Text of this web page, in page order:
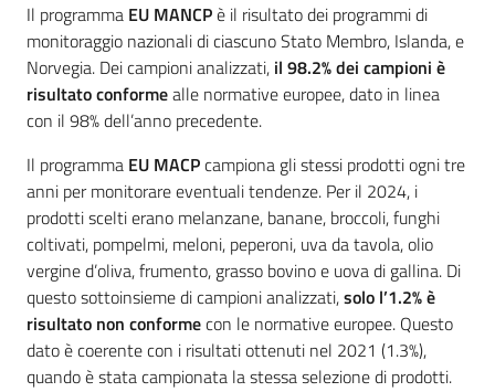
Emilia-
Romagna
Regione
Novità
Servizi
Leggi Atti Bandi
Argomenti
Il programma EU MANCPè il risultato dei programmi di
monitoraggio nazionali di ciascuno Stato Membro, Islanda, e
Norvegia. Dei campioni analizzati, il 98.2% dei campioni è
risultato conformealle normative europee, dato in linea
con il 98% dell’anno precedente.
Il programma EU MACPcampiona gli stessi prodotti ogni tre
anni per monitorare eventuali tendenze. Per il 2024, i
prodotti scelti erano melanzane, banane, broccoli, funghi
coltivati, pompelmi, meloni, peperoni, uva da tavola, olio
vergine d’oliva, frumento, grasso bovino e uova di gallina. Di
questo sottoinsieme di campioni analizzati,solo l’1.2% è
risultato non conformecon le normative europee. Questo
dato è coerente con i risultati ottenuti nel 2021 (1.3%),
quando è stata campionata la stessa selezione di prodotti.